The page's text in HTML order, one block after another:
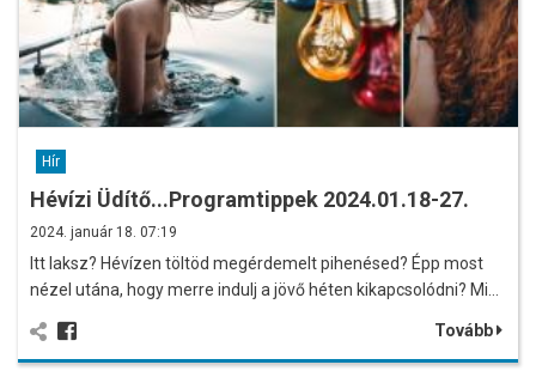
Hír
Hévízi Üdítő...Programtippek 2024.01.18-27.
2024. január 18. 07:19
Itt laksz? Hévízen töltöd megérdemelt pihenésed? Épp most
nézel utána, hogy merre indulj a jövő héten kikapcsolódni? Mi…
Tovább